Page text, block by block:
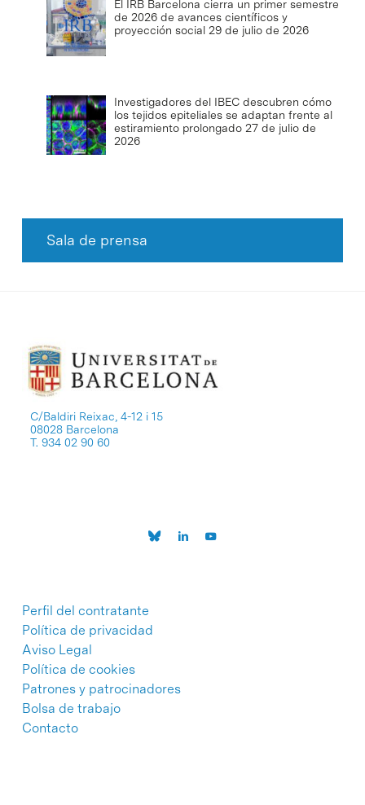
El IRB Barcelona cierra un primer semestre
de 2026 de avances científicos y
proyección social 29 de julio de 2026
Investigadores del IBEC descubren cómo
los tejidos epiteliales se adaptan frente al
estiramiento prolongado 27 de julio de
2026
Sala de prensa
C/Baldiri Reixac, 4-12 i 15
08028 Barcelona
T. 934 02 90 60
Perfil del contratante
Política de privacidad
Aviso Legal
Política de cookies
Patrones y patrocinadores
Bolsa de trabajo
Contacto